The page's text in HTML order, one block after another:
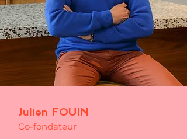
Julien FOUIN
Co-fondateur